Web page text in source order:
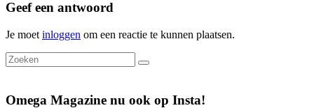
Geef een antwoord
Je moet inloggen om een reactie te kunnen plaatsen.
Omega Magazine nu ook op Insta!